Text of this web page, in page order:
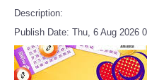
Description:
Publish Date: Thu, 6 Aug 2026